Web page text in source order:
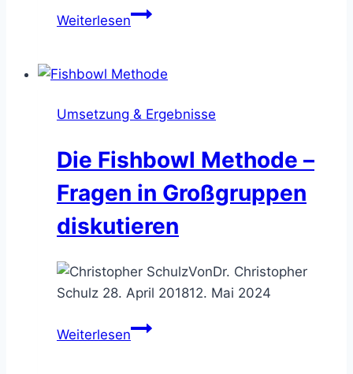
WeiterlesenDas
–
in
entwickeln
Umsetzung & Ergebnisse
Die Fishbowl Methode –
Fragen in Großgruppen
diskutieren
VonDr. Christopher
Schulz 28. April 201812. Mai 2024
WeiterlesenDie